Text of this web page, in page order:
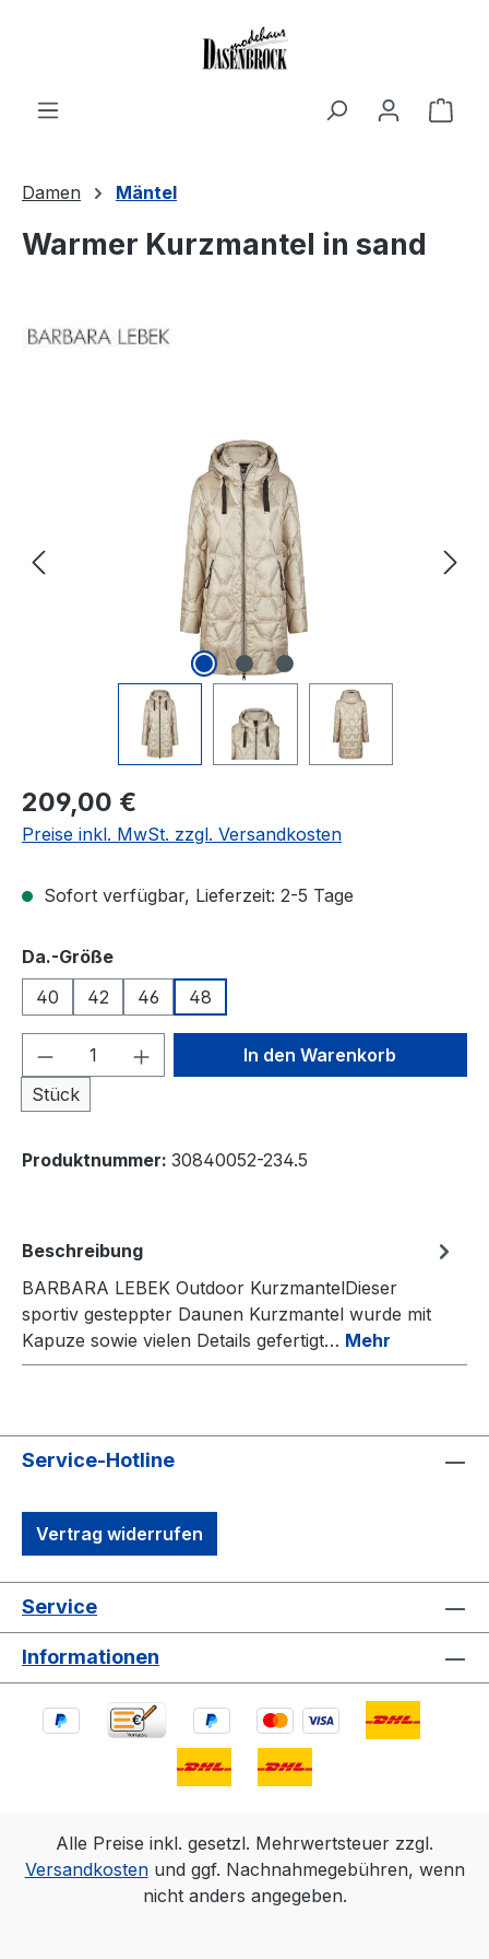
Damen Mäntel
Warmer Kurzmantel in sand
Bildergalerie überspringen
Regulärer Preis:
209,00 €
Preise inkl. MwSt. zzgl. Versandkosten
Sofort verfügbar, Lieferzeit: 2-5 Tage
Da.-Größeauswählen
40
42 46 48
Produkt Anzahl: Gib den
Stück
In den Warenkorb
Produktnummer: 30840052-234.5
Beschreibung
BARBARA LEBEK Outdoor KurzmantelDieser
sportiv gesteppter Daunen Kurzmantel wurde mit
Kapuze sowie vielen Details gefertigt… Mehr
Service-Hotline
Vertrag widerrufen
Service
Informationen
Alle Preise inkl. gesetzl. Mehrwertsteuer zzgl.
Versandkostenund ggf. Nachnahmegebühren, wenn
nicht anders angegeben.